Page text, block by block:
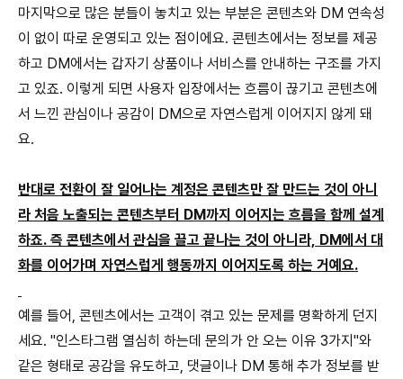
마지막으로 많은 분들이 놓치고 있는 부분은 콘텐츠와 DM 연속성
이 없이 따로 운영되고 있는 점이에요. 콘텐츠에서는 정보를 제공
하고 DM에서는 갑자기 상품이나 서비스를 안내하는 구조를 가지
고 있죠. 이렇게 되면 사용자 입장에서는 흐름이 끊기고 콘텐츠에
서 느낀 관심이나 공감이 DM으로 자연스럽게 이어지지 않게 돼
요.
반대로 전환이 잘 일어나는 계정은 콘텐츠만 잘 만드는 것이 아니
라 처음 노출되는 콘텐츠부터 DM까지 이어지는 흐름을 함께 설계
하죠. 즉 콘텐츠에서 관심을 끌고 끝나는 것이 아니라, DM에서 대
화를 이어가며 자연스럽게 행동까지 이어지도록 하는 거예요.
예를 들어, 콘텐츠에서는 고객이 겪고 있는 문제를 명확하게 던지
세요. "인스타그램 열심히 하는데 문의가 안 오는 이유 3가지"와
같은 형태로 공감을 유도하고, 댓글이나 DM 통해 추가 정보를 받